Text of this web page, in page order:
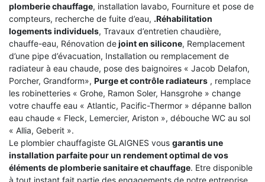
plomberie chauffage, installation lavabo, Fourniture et pose de
compteurs, recherche de fuite d’eau, .Réhabilitation
logements individuels, Travaux d’entretien chaudière,
chauffe-eau, Rénovation dejoint en silicone, Remplacement
d’une pipe d’évacuation, Installation ou remplacement de
radiateur à eau chaude, pose des baignoires « Jacob Delafon,
Porcher, Grandform», Purge et contrôle radiateurs , remplace
les robinetteries « Grohe, Ramon Soler, Hansgrohe » change
votre chauffe eau « Atlantic, Pacific-Thermor » dépanne ballon
eau chaude « Fleck, Lemercier, Ariston », débouche WC au sol
« Allia, Geberit ».
Le plombier chauffagiste GLAIGNES vous garantis une
installation parfaite pour un rendement optimal de vos
éléments de plomberie sanitaire et chauffage. Etre disponible
à tout instant fait partie des engagements de notre entreprise